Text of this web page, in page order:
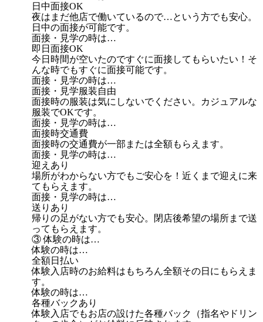
日中面接OK
夜はまだ他店で働いているので…という方でも安心。
日中の面接が可能です。
面接・見学の時は…
即日面接OK
今日時間が空いたのですぐに面接してもらいたい！そ
んな時でもすぐに面接可能です。
面接・見学の時は…
面接・見学服装自由
面接時の服装は気にしないでください。カジュアルな
服装でOKです。
面接・見学の時は…
面接時交通費
面接時の交通費が一部または全額もらえます。
面接・見学の時は…
迎えあり
場所がわからない方でもご安心を！近くまで迎えに来
てもらえます。
面接・見学の時は…
送りあり
帰りの足がない方でも安心。閉店後希望の場所まで送
ってもらえます。
③ 体験の時は…
体験の時は…
全額日払い
体験入店時のお給料はもちろん全額その日にもらえま
す。
体験の時は…
各種バックあり
体験入店でもお店の設けた各種バック（指名やドリン